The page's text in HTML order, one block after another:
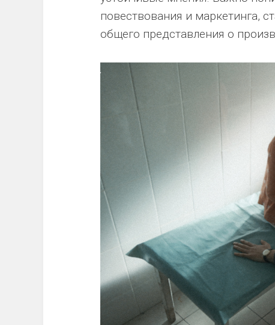
повествования и маркетинга,
общего представления о